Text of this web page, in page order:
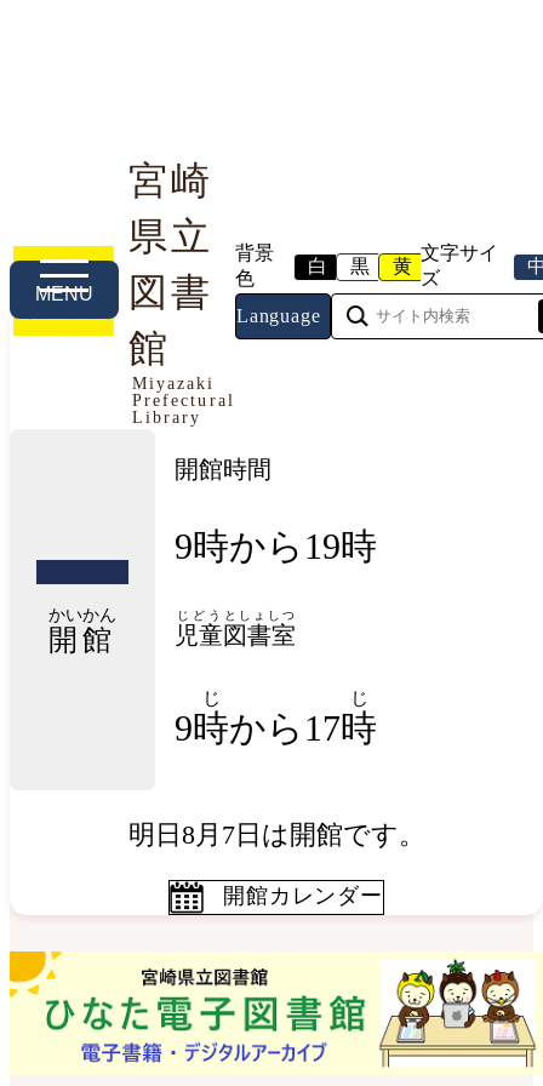
宮崎
県立
図書
館
Miyazaki
Prefectural
Library
背景
色
白 黒 黄
文字サイ
ズ
Language
MENU
利用案内 本や資料を探す 調べる・相談する
今日の開館情報
2026年8月6日（木曜日）
開館
かいかん
開館時間
9時から19時
児童
じどう
図書室
としょしつ
9時
じ
から17時
じ
明日8月7日は開館です。
開館カレンダー